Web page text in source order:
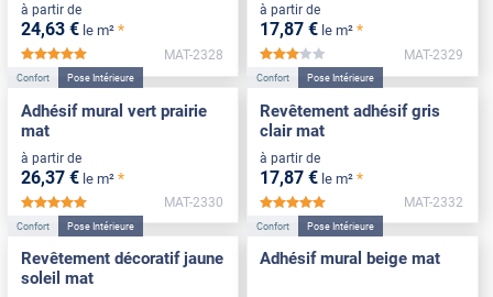
à partir de
24,63 € le m² *
*****
MAT-2328
à partir de
17,87 € le m² *
*****
MAT-2329
Confort Pose Intérieure
Adhésif mural vert prairie
mat
à partir de
26,37 € le m² *
*****
MAT-2330
Confort Pose Intérieure
Revêtement adhésif gris
clair mat
à partir de
17,87 € le m² *
MAT-2332
Confort Pose Intérieure
Revêtement décoratif jaune
soleil mat
Confort Pose Intérieure
Adhésif mural beige mat